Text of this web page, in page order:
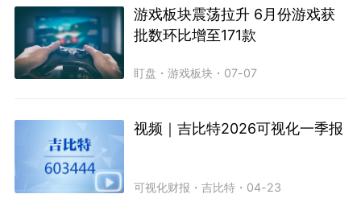
游戏板块震荡拉升 6月份游戏获
批数环比增至171款
盯盘 ・游戏板块 ・ 07-07
视频｜吉比特2026可视化一季报
可视化财报 ・吉比特 ・ 04-23